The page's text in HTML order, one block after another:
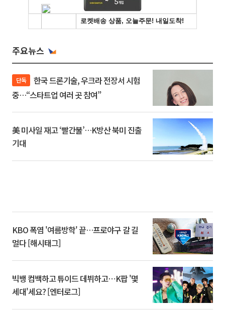
주요뉴스
단독
중…“스타트업 여러 곳 참여”
美 미사일 재고 ‘빨간불’…K방산 북미 진출
기대
KBO 폭염 '여름방학' 끝…프로야구 갈 길
멀다 [해시태그]
빅뱅 컴백하고 튜이드 데뷔하고⋯K팝 '몇
세대'세요? [엔터로그]